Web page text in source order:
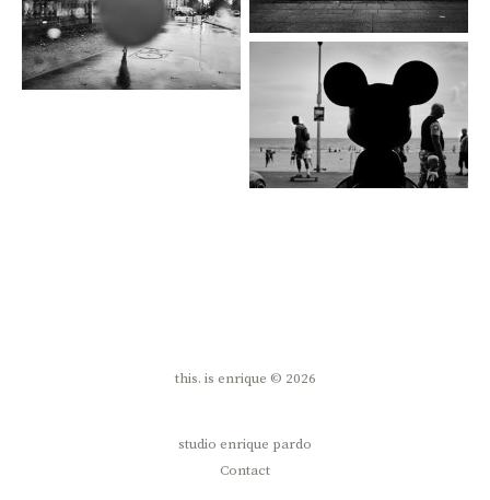
this. is enrique © 2026
studio enrique pardo
Contact